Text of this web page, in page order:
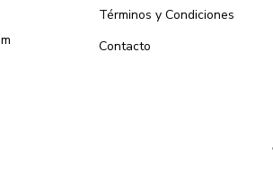
Términos y Condiciones
Contacto